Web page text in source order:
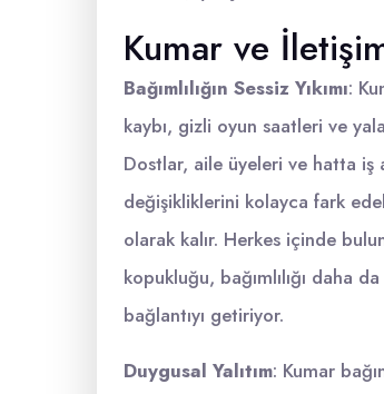
Kumar ve
Bağımlılığın Sessiz Yıkımı:
kaybı, gizli oyun saatleri ve
Dostlar, aile üyeleri ve hatta iş
değişikliklerini kolayca fark
olarak kalır. Herkes içinde
kopukluğu, bağımlılığı daha
bağlantıyı getiriyor.
Duygusal Yalıtım: Kumar